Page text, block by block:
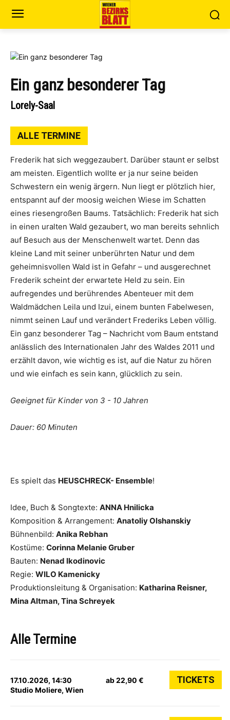
Ein ganz besonderer Tag
Lorely-Saal
ALLE TERMINE
Frederik hat sich weggezaubert. Darüber staunt er selbst
am meisten. Eigentlich wollte er ja nur seine beiden
Schwestern ein wenig ärgern. Nun liegt er plötzlich hier,
entspannt auf der moosig weichen Wiese im Schatten
eines riesengroßen Baums. Tatsächlich: Frederik hat sich
in einen uralten Wald gezaubert, wo man bereits sehnlich
auf Besuch aus der Menschenwelt wartet. Denn das
kleine Land mit seiner unberührten Natur und dem
geheimnisvollen Wald ist in Gefahr – und ausgerechnet
Frederik scheint der erwartete Held zu sein. Ein
aufregendes und berührendes Abenteuer mit dem
Waldmädchen Leila und Izui, einem bunten Fabelwesen,
nimmt seinen Lauf und verändert Frederiks Leben völlig.
Ein ganz besonderer Tag – Nachricht vom Baum entstand
anlässlich des Internationalen Jahr des Waldes 2011 und
erzählt davon, wie wichtig es ist, auf die Natur zu hören
und wie einfach es sein kann, glücklich zu sein.
Geeignet für Kinder von 3 - 10 Jahren
Dauer: 60 Minuten
Es spielt das HEUSCHRECK- Ensemble!
​Idee, Buch & Songtexte: ANNA Hnilicka
Komposition & Arrangement: Anatoliy Olshanskiy
Bühnenbild: Anika Rebhan
Kostüme: Corinna Melanie Gruber
Bauten: Nenad Ikodinovic
Regie: WILO Kamenicky
Produktionsleitung & Organisation: Katharina Reisner,
Mina Altman, Tina Schreyek
Alle Termine
17.10.2026, 14:30
Studio Moliere, Wien
ab 22,90 € TICKETS